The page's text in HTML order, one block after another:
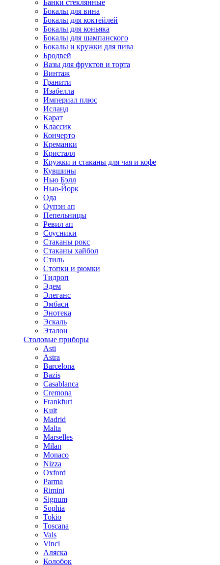
Банки стеклянные
Бокалы для вина
Бокалы для коктейлей
Бокалы для коньяка
Бокалы для шампанского
Бокалы и кружки для пива
Бродвей
Вазы для фруктов и торта
Винтаж
Гранити
Изабелла
Империал плюс
Исланд
Карат
Классик
Кончерто
Креманки
Кристалл
Кружки и стаканы для чая и кофе
Кувшины
Нью Бэлл
Нью-Йорк
Ода
Оупэн ап
Пепельницы
Ревил ап
Соусники
Стаканы рокс
Стаканы хайбол
Стиль
Стопки и рюмки
Тидроп
Эдем
Элеганс
Эмбаси
Энотека
Эскаль
Эталон
Столовые приборы
Asti
Astra
Barcelona
Bazis
Casablanca
Cremona
Frankfurt
Kult
Madrid
Malta
Marselles
Milan
Monaco
Nizza
Oxford
Parma
Rimini
Signum
Sophia
Tokio
Toscana
Vals
Vinci
Аляска
Колобок